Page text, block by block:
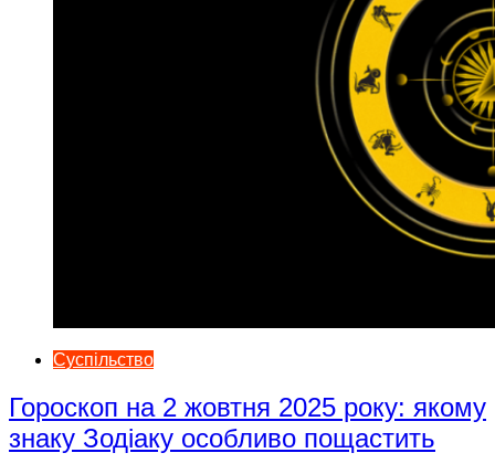
Суспільство
Гороскоп на 2 жовтня 2025 року: якому
знаку Зодіаку особливо пощастить